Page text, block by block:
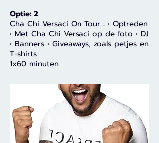
Optie: 2
Cha Chi Versaci On Tour : • Optreden
• Met Cha Chi Versaci op de foto • DJ
• Banners • Giveaways, zoals petjes en
T-shirts
1x60 minuten